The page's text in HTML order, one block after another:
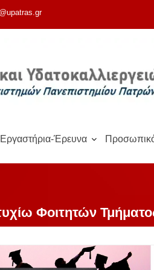
Εργαστήρια-Έρευνα
Φοιτητών Τμήματος